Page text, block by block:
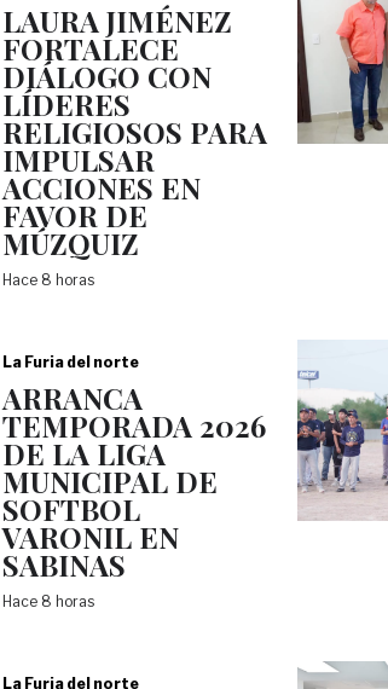
LAURA JIMÉNEZ
FORTALECE
DIÁLOGO CON
LÍDERES
RELIGIOSOS PARA
IMPULSAR
ACCIONES EN
FAVOR DE
MÚZQUIZ
Hace 8 horas
La Furia del norte
ARRANCA
TEMPORADA 2026
DE LA LIGA
MUNICIPAL DE
SOFTBOL
VARONIL EN
SABINAS
Hace 8 horas
La Furia del norte